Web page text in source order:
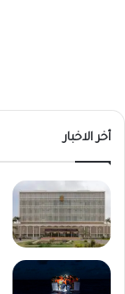
أخر الاخبار